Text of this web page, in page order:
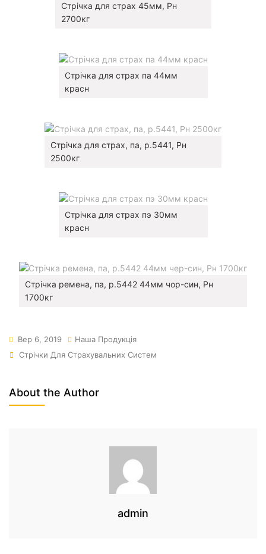
Стрічка для страх 45мм, Рн
2700кг
Стрічка для страх па 44мм
красн
Стрічка для страх, па, р.5441, Рн
2500кг
Стрічка для страх пэ 30мм
красн
Стрічка ремена, па, р.5442 44мм чор-син, Рн
1700кг
Вер 6, 2019
Наша Продукція
Стрічки Для Страхувальних Систем
About the Author
admin